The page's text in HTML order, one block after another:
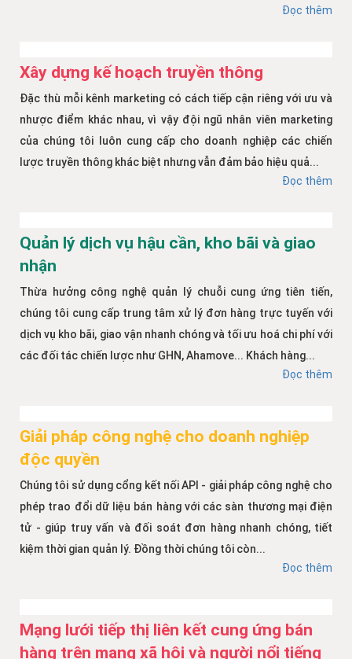
Đọc thêm
Xây dựng kế hoạch truyền thông
Đặc thù mỗi kênh marketing có cách tiếp cận riêng với ưu và
nhược điểm khác nhau, vì vậy đội ngũ nhân viên marketing
của chúng tôi luôn cung cấp cho doanh nghiệp các chiến
lược truyền thông khác biệt nhưng vẫn đảm bảo hiệu quả...
Đọc thêm
Quản lý dịch vụ hậu cần, kho bãi và giao
nhận
Thừa hưởng công nghệ quản lý chuỗi cung ứng tiên tiến,
chúng tôi cung cấp trung tâm xử lý đơn hàng trực tuyến với
dịch vụ kho bãi, giao vận nhanh chóng và tối ưu hoá chi phí với
các đối tác chiến lược như GHN, Ahamove... Khách hàng...
Đọc thêm
Giải pháp công nghệ cho doanh nghiệp
độc quyền
Chúng tôi sử dụng cổng kết nối API - giải pháp công nghệ cho
phép trao đổi dữ liệu bán hàng với các sàn thương mại điện
tử - giúp truy vấn và đối soát đơn hàng nhanh chóng, tiết
kiệm thời gian quản lý. Đồng thời chúng tôi còn...
Đọc thêm
Mạng lưới tiếp thị liên kết cung ứng bán
hàng trên mạng xã hội và người nổi tiếng